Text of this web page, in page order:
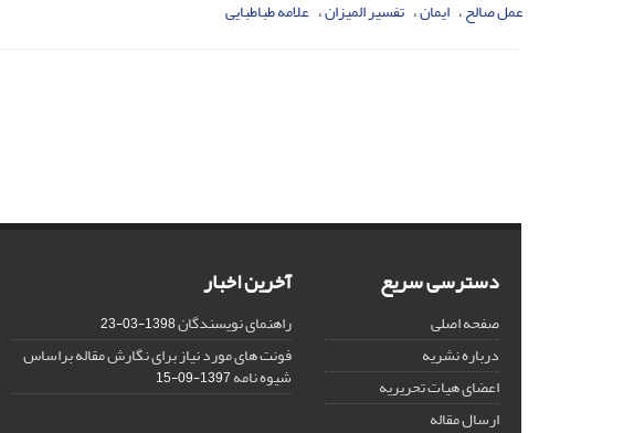
عمل صالح ایمان تفسیر المیزان علامه طباطبایی
دسترسی سریع
صفحه اصلی
درباره نشریه
اعضای هیات تحریریه
ارسال مقاله
آخرین اخبار
راهنمای نویسندگان1398-03-23
فونت های مورد نیاز برای نگارش مقاله براساس
شیوه نامه1397-09-15